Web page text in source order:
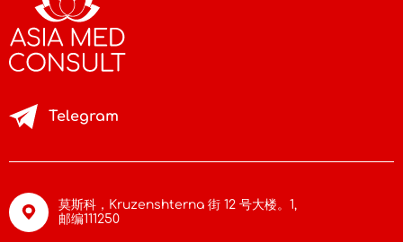
莫斯科，Kruzenshterna 街 12 号大楼。1,
邮编111250
Telegram